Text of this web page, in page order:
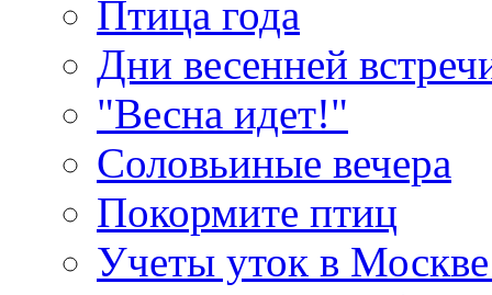
Птица года
Дни весенней
"Весна идет!"
Соловьиные вечера
Покормите птиц
Учеты уток в